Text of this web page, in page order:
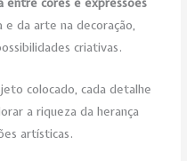
e da arte na decoração,
criativas.
colocado, cada detalhe
a riqueza da herança
artísticas.